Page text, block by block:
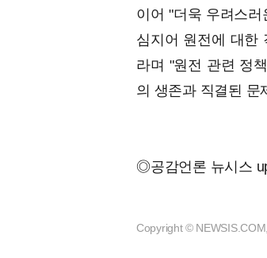
이어 "더욱 우려스
심지어 원전에 대한
라며 "원전 관련 정
의 생존과 직결된 문
◎공감언론 뉴시스
Copyright ©